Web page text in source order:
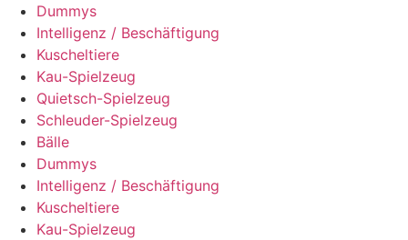
Dummys
Intelligenz / Beschäftigung
Kuscheltiere
Kau-Spielzeug
Quietsch-Spielzeug
Schleuder-Spielzeug
Bälle
Dummys
Intelligenz / Beschäftigung
Kuscheltiere
Kau-Spielzeug